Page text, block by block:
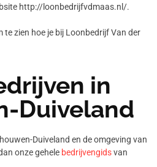
http://loonbedrijfvdmaas.nl/.
te zien hoe je bij Loonbedrijf Van der
in
Duiveland
Duiveland en de omgeving van
onze gehele bedrijvengidsvan